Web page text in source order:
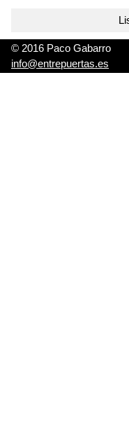
© 2016 Paco Gabarro
info@entrepuertas.es